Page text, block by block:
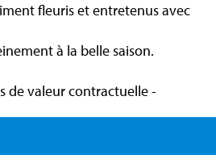
fleuris et entretenus avec
à la belle saison.
de valeur contractuelle -